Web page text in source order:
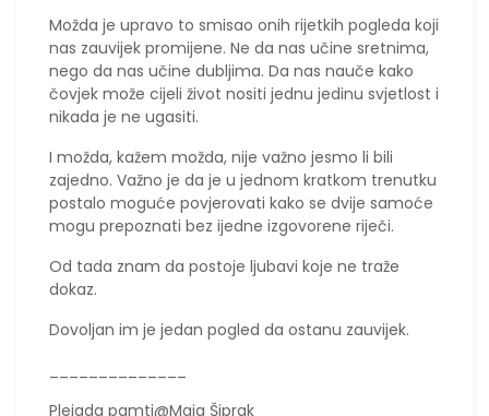
Možda je upravo to smisao onih rijetkih pogleda koji
nas zauvijek promijene. Ne da nas učine sretnima,
nego da nas učine dubljima. Da nas nauče kako
čovjek može cijeli život nositi jednu jedinu svjetlost i
nikada je ne ugasiti.
I možda, kažem možda, nije važno jesmo li bili
zajedno. Važno je da je u jednom kratkom trenutku
postalo moguće povjerovati kako se dvije samoće
mogu prepoznati bez ijedne izgovorene riječi.
Od tada znam da postoje ljubavi koje ne traže
dokaz.
Dovoljan im je jedan pogled da ostanu zauvijek.
Plejada pamti@Maja Šiprak